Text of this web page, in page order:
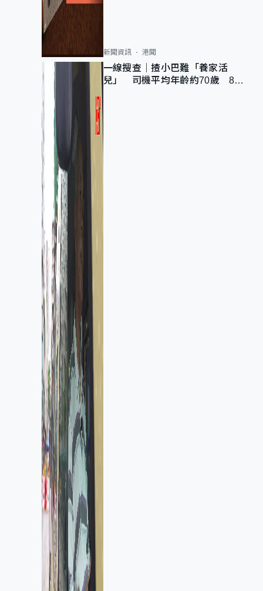
新聞資訊 港聞
一線搜查｜揸小巴難「養家活
兒」 司機平均年齡約70歲 88